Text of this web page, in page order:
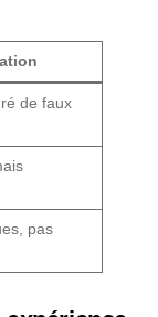
de faux
pas